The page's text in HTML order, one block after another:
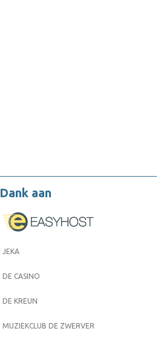
Dank aan
JEKA
DE CASINO
DE KREUN
MUZIEKCLUB DE ZWERVER